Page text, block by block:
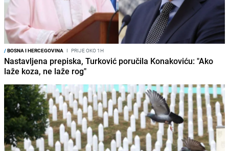
/BOSNA I HERCEGOVINA I PRIJE OKO 1H
Nastavljena prepiska, Turković poručila Konakoviću: "Ako
laže koza, ne laže rog"